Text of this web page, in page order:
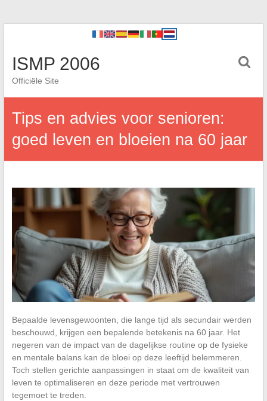
ISMP 2006
Officiële Site
Tips en advies voor senioren:
goed leven en bloeien na 60 jaar
Bepaalde levensgewoonten, die lange tijd als secundair werden
beschouwd, krijgen een bepalende betekenis na 60 jaar. Het
negeren van de impact van de dagelijkse routine op de fysieke
en mentale balans kan de bloei op deze leeftijd belemmeren.
Toch stellen gerichte aanpassingen in staat om de kwaliteit van
leven te optimaliseren en deze periode met vertrouwen
tegemoet te treden.